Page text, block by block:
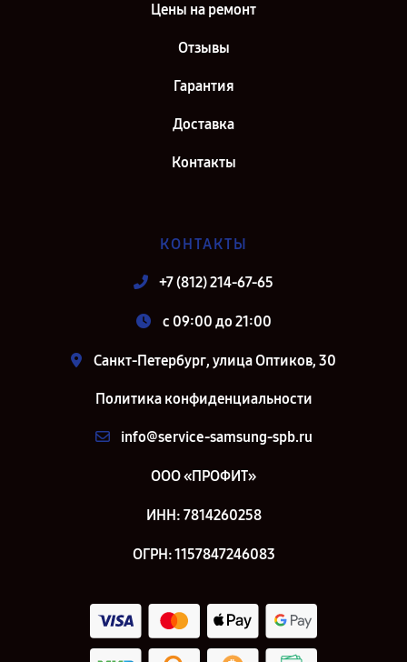
Цены на ремонт
Отзывы
Гарантия
Доставка
Контакты
КОНТАКТЫ
+7 (812) 214-67-65
c 09:00 до 21:00
Санкт-Петербург, улица Оптиков, 30
Политика конфиденциальности
info@service-samsung-spb.ru
ООО «ПРОФИТ»
ИНН: 7814260258
ОГРН: 1157847246083